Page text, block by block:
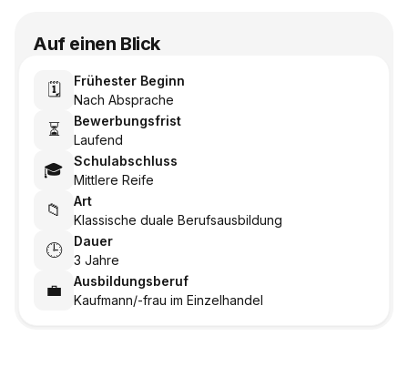
Auf einen Blick
🗓️
Frühester Beginn
Nach Absprache
⏳
Bewerbungsfrist
Laufend
🎓
Schulabschluss
Mittlere Reife
📁
Art
Klassische duale Berufsausbildung
🕒
Dauer
3 Jahre
💼
Ausbildungsberuf
Kaufmann/-frau im Einzelhandel